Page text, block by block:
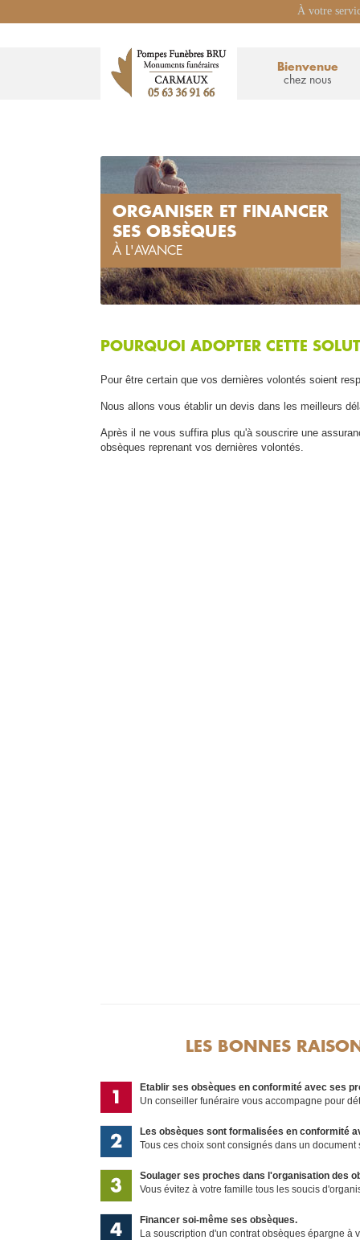
À votre
Bienvenue
chez nous
ORGANISER ET FINANCER
SES OBSÈQUES
À L'AVANCE
POURQUOI ADOPTER CETTE
Pour être certain que vos dernières volontés soient
Nous allons vous établir un devis dans les meilleurs
Après il ne vous suffira plus qu'à souscrire une
obsèques reprenant vos dernières volontés.
LES BONNES
Etablir ses obsèques en conformité avec ses
Un conseiller funéraire vous accompagne pour
Les obsèques sont formalisées en conformité
Tous ces choix sont consignés dans un
Soulager ses proches dans l'organisation des
Vous évitez à votre famille tous les soucis
Financer soi-même ses obsèques.
La souscription d'un contrat obsèques épargne à